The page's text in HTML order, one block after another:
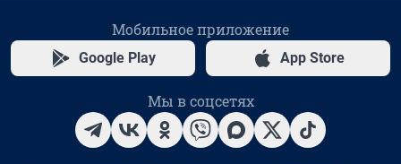
Мобильное приложение
Google Play App Store
Мы в соцсетях